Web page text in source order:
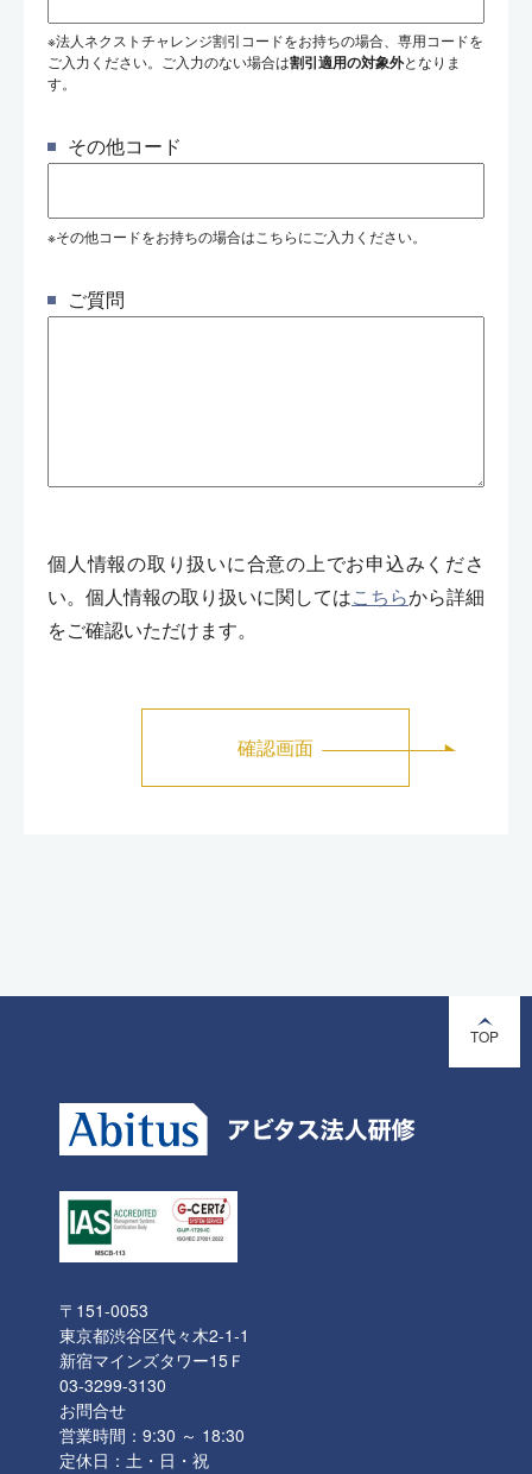
※法人ネクストチャレンジ割引コードをお持ちの場合、専用コードを
ご入力ください。ご入力のない場合は割引適用の対象外となりま
す。
その他コード
※その他コードをお持ちの場合はこちらにご入力ください。
ご質問
個人情報の取り扱いに合意の上でお申込みくださ
い。個人情報の取り扱いに関してはこちらから詳細
をご確認いただけます。
TOP
〒151-0053
東京都渋谷区代々木2-1-1
新宿マインズタワー15Ｆ
03-3299-3130
お問合せ
営業時間：9:30 ～ 18:30
定休日：土・日・祝